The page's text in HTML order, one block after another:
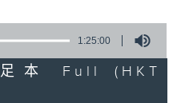
1:25:00
本 Full (HKT